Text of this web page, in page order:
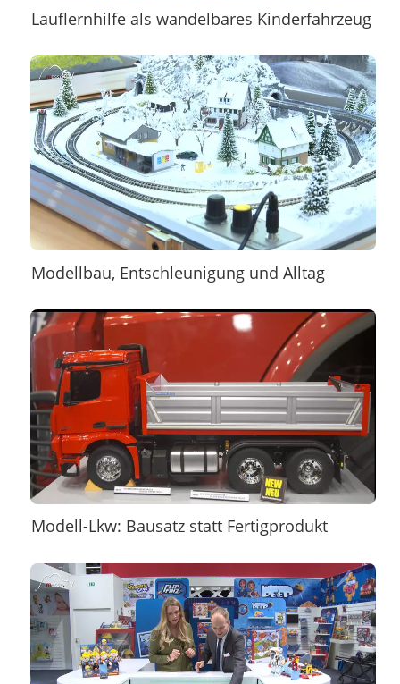
Lauflernhilfe als wandelbares Kinderfahrzeug
Modellbau, Entschleunigung und Alltag
Modell-Lkw: Bausatz statt Fertigprodukt